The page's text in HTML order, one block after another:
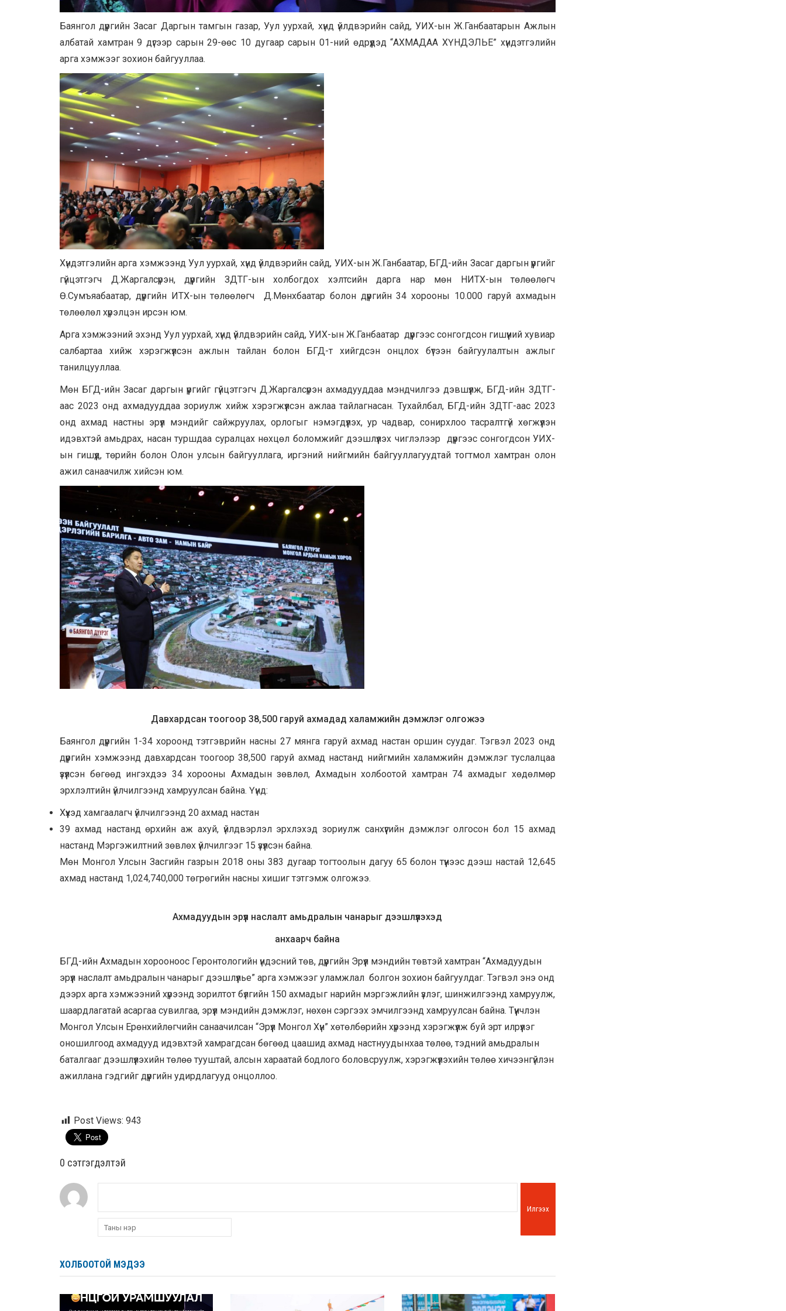
Баянгол дүүргийн Засаг Даргын тамгын газар, Уул уурхай, хүнд үйлдвэрийн сайд, УИХ-ын Ж.Ганбаатарын Ажлын
албатай хамтран 9 дүгээр сарын 29-өөс 10 дугаар сарын 01-ний өдрүүдэд “АХМАДАА ХҮНДЭЛЬЕ” хүндэтгэлийн
арга хэмжээг зохион байгууллаа.
Хүндэтгэлийн арга хэмжээнд Уул уурхай, хүнд үйлдвэрийн сайд, УИХ-ын Ж.Ганбаатар, БГД-ийн Засаг даргын үүргийг
гүйцэтгэгч Д.Жаргалсүрэн, дүүргийн ЗДТГ-ын холбогдох хэлтсийн дарга нар мөн НИТХ-ын төлөөлөгч
Ө.Сумъяабаатар, дүүргийн ИТХ-ын төлөөлөгч Д.Мөнхбаатар болон дүүргийн 34 хорооны 10.000 гаруй ахмадын
төлөөлөл хүрэлцэн ирсэн юм.
Арга хэмжээний эхэнд Уул уурхай, хүнд үйлдвэрийн сайд, УИХ-ын Ж.Ганбаатар дүүргээс сонгогдсон гишүүний хувиар
салбартаа хийж хэрэгжүүлсэн ажлын тайлан болон БГД-т хийгдсэн онцлох бүтээн байгуулалтын ажлыг
танилцууллаа.
Мөн БГД-ийн Засаг даргын үүргийг гүйцэтгэгч Д.Жаргалсүрэн ахмадууддаа мэндчилгээ дэвшүүлж, БГД-ийн ЗДТГ-
аас 2023 онд ахмадууддаа зориулж хийж хэрэгжүүлсэн ажлаа тайлагнасан. Тухайлбал, БГД-ийн ЗДТГ-аас 2023
онд ахмад настны эрүүл мэндийг сайжруулах, орлогыг нэмэгдүүлэх, ур чадвар, сонирхлоо тасралтгүй хөгжүүлэн
идэвхтэй амьдрах, насан туршдаа суралцах нөхцөл боломжийг дээшлүүлэх чиглэлээр дүүргээс сонгогдсон УИХ-
ын гишүүд, төрийн болон Олон улсын байгууллага, иргэний нийгмийн байгууллагуудтай тогтмол хамтран олон
ажил санаачилж хийсэн юм.
Давхардсан тоогоор 38,500 гаруй ахмадад халамжийн дэмжлэг олгожээ
Баянгол дүүргийн 1-34 хороонд тэтгэврийн насны 27 мянга гаруй ахмад настан оршин суудаг. Тэгвэл 2023 онд
дүүргийн хэмжээнд давхардсан тоогоор 38,500 гаруй ахмад настанд нийгмийн халамжийн дэмжлэг туслалцаа
үзүүлсэн бөгөөд ингэхдээ 34 хорооны Ахмадын зөвлөл, Ахмадын холбоотой хамтран 74 ахмадыг хөдөлмөр
эрхлэлтийн үйлчилгээнд хамруулсан байна. Үүнд:
Хүүхэд хамгаалагч үйлчилгээнд 20 ахмад настан
39 ахмад настанд өрхийн аж ахуй, үйлдвэрлэл эрхлэхэд зориулж санхүүгийн дэмжлэг олгосон бол 15 ахмад
настанд Мэргэжилтний зөвлөх үйлчилгээг 15 үзүүлсэн байна.
Мөн Монгол Улсын Засгийн газрын 2018 оны 383 дугаар тогтоолын дагуу 65 болон түүнээс дээш настай 12,645
ахмад настанд 1,024,740,000 төгрөгийн насны хишиг тэтгэмж олгожээ.
Ахмадуудын эрүүл наслалт амьдралын чанарыг дээшлүүлэхэд
анхаарч байна
БГД-ийн Ахмадын хорооноос Геронтологийн үндэсний төв, дүүргийн Эрүүл мэндийн төвтэй хамтран “Ахмадуудын
эрүүл наслалт амьдралын чанарыг дээшлүүлье” арга хэмжээг уламжлал болгон зохион байгуулдаг. Тэгвэл энэ онд
дээрх арга хэмжээний хүрээнд зорилтот бүлгийн 150 ахмадыг нарийн мэргэжлийн үзлэг, шинжилгээнд хамруулж,
шаардлагатай асаргаа сувилгаа, эрүүл мэндийн дэмжлэг, нөхөн сэргээх эмчилгээнд хамруулсан байна. Түүнчлэн
Монгол Улсын Ерөнхийлөгчийн санаачилсан “Эрүүл Монгол Хүн” хөтөлбөрийн хүрээнд хэрэгжүүлж буй эрт илрүүлэг
оношилгоод ахмадууд идэвхтэй хамрагдсан бөгөөд цаашид ахмад настнуудынхаа төлөө, тэдний амьдралын
баталгааг дээшлүүлэхийн төлөө тууштай, алсын хараатай бодлого боловсруулж, хэрэгжүүлэхийн төлөө хичээнгүйлэн
ажиллана гэдгийг дүүргийн удирдлагууд онцоллоо.
Post Views: 943
0 cэтгэгдэлтэй
Илгээх
ХОЛБООТОЙ МЭДЭЭ